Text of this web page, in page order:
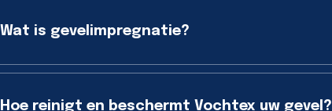
Wat is gevelimpregnatie?
Hoe reinigt en beschermt Vochtex uw gevel?